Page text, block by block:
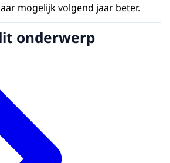
mogelijk volgend jaar beter.
onderwerp